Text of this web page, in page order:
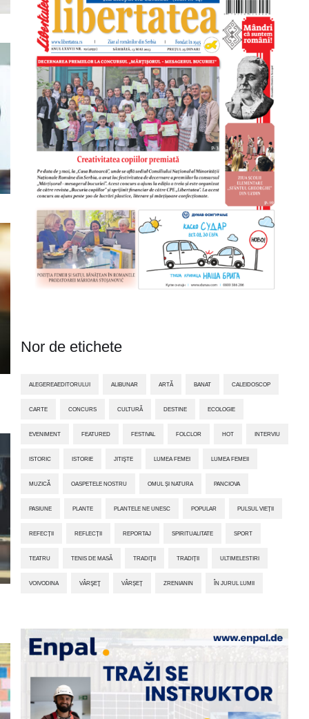
Nor de etichete
ALEGEREAEDITORULUI ALIBUNAR ARTĂ BANAT CALEIDOSCOP
CARTE CONCURS CULTURĂ DESTINE ECOLOGIE
EVENIMENT FEATURED FESTIVAL FOLCLOR HOT INTERVIU
ISTORIC ISTORIE JITIŞTE LUMEA FEMEI LUMEA FEMEII
MUZICĂ OASPETELE NOSTRU OMUL ȘI NATURA PANCIOVA
PASIUNE PLANTE PLANTELE NE UNESC POPULAR PULSUL VIEȚII
REFECȚII REFLECȚII REPORTAJ SPIRITUALITATE SPORT
TEATRU TENIS DE MASĂ TRADIŢII TRADIȚII ULTIMELESTIRI
VOIVODINA VÂRŞEŢ VÂRȘEȚ ZRENIANIN ÎN JURUL LUMII